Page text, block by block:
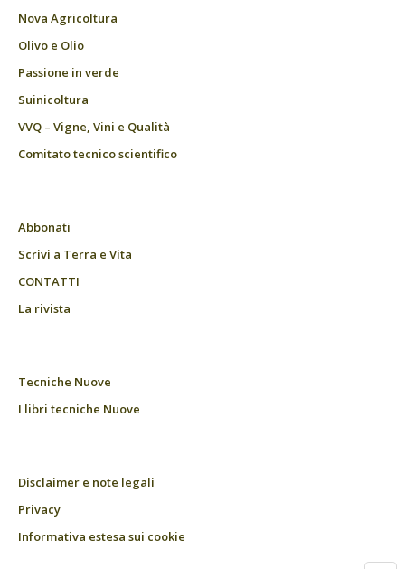
Nova Agricoltura
Olivo e Olio
Passione in verde
Suinicoltura
VVQ – Vigne, Vini e Qualità
Comitato tecnico scientifico
Abbonati
Scrivi a Terra e Vita
CONTATTI
La rivista
Tecniche Nuove
I libri tecniche Nuove
Disclaimer e note legali
Privacy
Informativa estesa sui cookie